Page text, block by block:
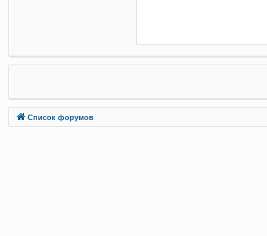
Список форумов
Связаться с